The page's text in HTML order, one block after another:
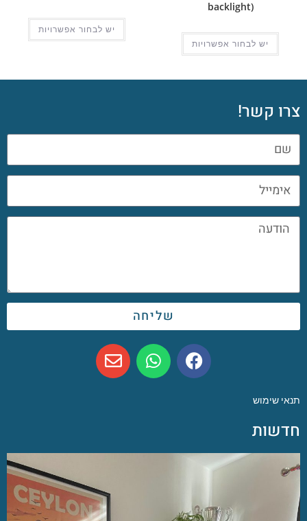
backlight)
יש לבחור אפשרויות
יש לבחור אפשרויות
צרו קשר!
שליחה
תנאי שימוש
חדשות